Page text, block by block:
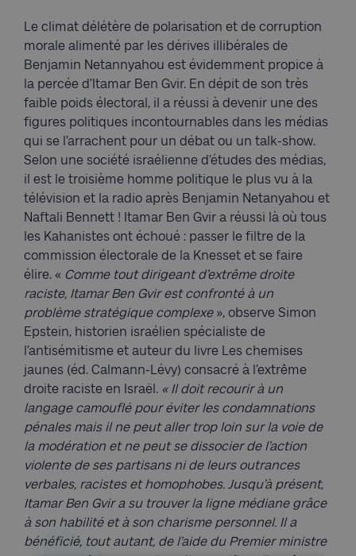
Le climat délétère de polarisation et de corruption
morale alimenté par les dérives illibérales de
Benjamin Netannyahou est évidemment propice à
la percée d’Itamar Ben Gvir. En dépit de son très
faible poids électoral, il a réussi à devenir une des
figures politiques incontournables dans les médias
qui se l’arrachent pour un débat ou un talk-show.
Selon une société israélienne d’études des médias,
il est le troisième homme politique le plus vu à la
télévision et la radio après Benjamin Netanyahou et
Naftali Bennett ! Itamar Ben Gvir a réussi là où tous
les Kahanistes ont échoué : passer le filtre de la
commission électorale de la Knesset et se faire
élire. « Comme tout dirigeant d’extrême droite
raciste, Itamar Ben Gvir est confronté à un
problème stratégique complexe», observe Simon
Epstein, historien israélien spécialiste de
l’antisémitisme et auteur du livre Les chemises
jaunes (éd. Calmann-Lévy) consacré à l’extrême
droite raciste en Israël. « Il doit recourir à un
langage camouflé pour éviter les condamnations
pénales mais il ne peut aller trop loin sur la voie de
la modération et ne peut se dissocier de l’action
violente de ses partisans ni de leurs outrances
verbales, racistes et homophobes. Jusqu’à présent,
Itamar Ben Gvir a su trouver la ligne médiane grâce
à son habilité et à son charisme personnel. Il a
bénéficié, tout autant, de l’aide du Premier ministre